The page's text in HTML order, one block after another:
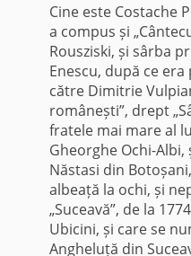
Cine este Costache
a compus și
Rousziski, și sârba
Enescu, după ce
către Dimitrie
românești”, drept
fratele mai mare al
Gheorghe Ochi-Albi,
Năstasi din
albeață la ochi, și
„Suceavă”, de la
Ubicini, și care se
Angheluță din